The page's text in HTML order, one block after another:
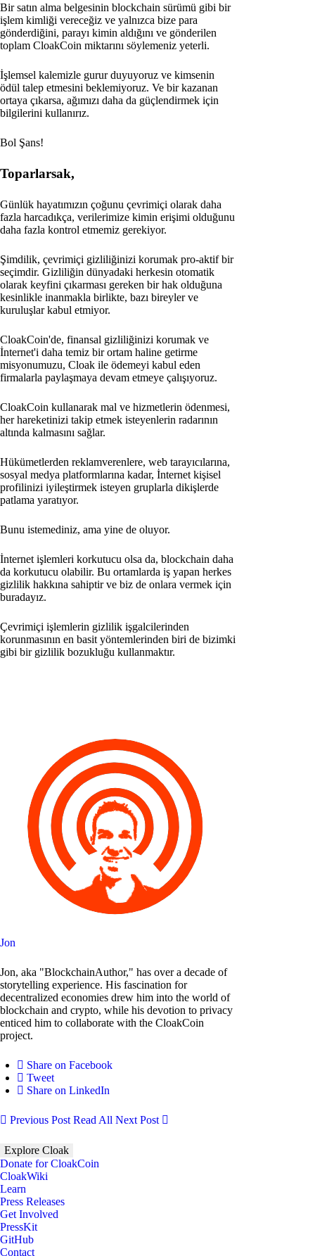
Bir satın alma belgesinin blockchain sürümü gibi bir
işlem kimliği vereceğiz ve yalnızca bize para
gönderdiğini, parayı kimin aldığını ve gönderilen
toplam CloakCoin miktarını söylemeniz yeterli.
İşlemsel kalemizle gurur duyuyoruz ve kimsenin
ödül talep etmesini beklemiyoruz. Ve bir kazanan
ortaya çıkarsa, ağımızı daha da güçlendirmek için
bilgilerini kullanırız.
Bol Şans!
Toparlarsak,
Günlük hayatımızın çoğunu çevrimiçi olarak daha
fazla harcadıkça, verilerimize kimin erişimi olduğunu
daha fazla kontrol etmemiz gerekiyor.
Şimdilik, çevrimiçi gizliliğinizi korumak pro-aktif bir
seçimdir. Gizliliğin dünyadaki herkesin otomatik
olarak keyfini çıkarması gereken bir hak olduğuna
kesinlikle inanmakla birlikte, bazı bireyler ve
kuruluşlar kabul etmiyor.
CloakCoin'de, finansal gizliliğinizi korumak ve
İnternet'i daha temiz bir ortam haline getirme
misyonumuzu, Cloak ile ödemeyi kabul eden
firmalarla paylaşmaya devam etmeye çalışıyoruz.
CloakCoin kullanarak mal ve hizmetlerin ödenmesi,
her hareketinizi takip etmek isteyenlerin radarının
altında kalmasını sağlar.
Hükümetlerden reklamverenlere, web tarayıcılarına,
sosyal medya platformlarına kadar, İnternet kişisel
profilinizi iyileştirmek isteyen gruplarla dikişlerde
patlama yaratıyor.
Bunu istemediniz, ama yine de oluyor.
İnternet işlemleri korkutucu olsa da, blockchain daha
da korkutucu olabilir. Bu ortamlarda iş yapan herkes
gizlilik hakkına sahiptir ve biz de onlara vermek için
buradayız.
Çevrimiçi işlemlerin gizlilik işgalcilerinden
korunmasının en basit yöntemlerinden biri de bizimki
gibi bir gizlilik bozukluğu kullanmaktır.
Jon
Jon, aka "BlockchainAuthor," has over a decade of
storytelling experience. His fascination for
decentralized economies drew him into the world of
blockchain and crypto, while his devotion to privacy
enticed him to collaborate with the CloakCoin
project.
Share on Facebook
Tweet
Share on LinkedIn
Previous Post Read All Next Post
Explore Cloak
Donate for CloakCoin
CloakWiki
Learn
Press Releases
Get Involved
PressKit
GitHub
Contact